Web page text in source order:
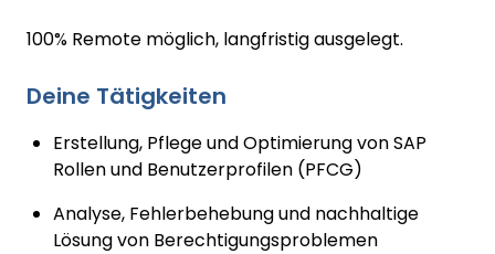
100% Remote möglich, langfristig ausgelegt.
Deine Tätigkeiten
Erstellung, Pflege und Optimierung von SAP
Rollen und Benutzerprofilen (PFCG)
Analyse, Fehlerbehebung und nachhaltige
Lösung von Berechtigungsproblemen